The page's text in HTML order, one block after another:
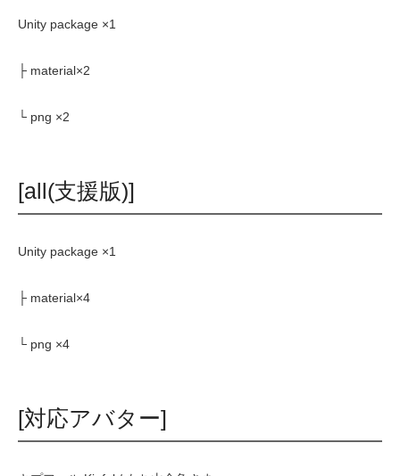
Unity package ×1
├ material×2
└ png ×2
[all(支援版)]
Unity package ×1
├ material×4
└ png ×4
[対応アバター]